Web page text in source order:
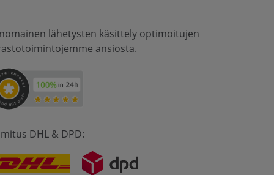
lähetysten käsittely optimoitujen
ansiosta.
DHL & DPD: